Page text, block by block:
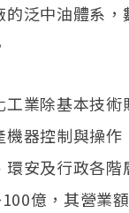
的泛中油體系
工業除基本技術
機器控制與操
環安及行政各
億，其營業